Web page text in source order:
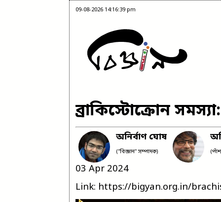
09-08-2026 14:16:39 pm
ব্রাকিস্টোক্রোন
অনির্বাণ ঘোষ
("বিজ্ঞান" সম্পাদক)
03 Apr 2024
Link: https://bigyan.org.in/